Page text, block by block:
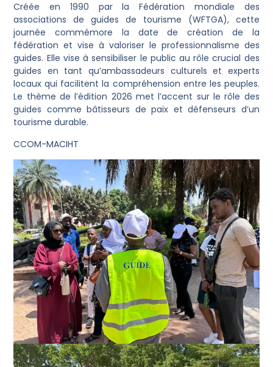
Créée en 1990 par la Fédération mondiale des
associations de guides de tourisme (WFTGA), cette
journée commémore la date de création de la
fédération et vise à valoriser le professionnalisme des
guides. Elle vise à sensibiliser le public au rôle crucial des
guides en tant qu’ambassadeurs culturels et experts
locaux qui facilitent la compréhension entre les peuples.
Le thème de l’édition 2026 met l’accent sur le rôle des
guides comme bâtisseurs de paix et défenseurs d’un
tourisme durable.
CCOM-MACIHT